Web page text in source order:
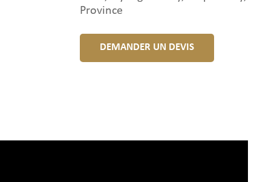
Province
DEMANDER UN DEVIS